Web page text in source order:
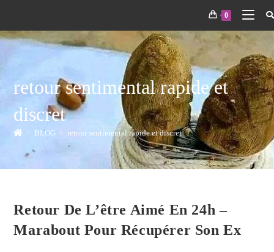
0
retour sentimental rapide et
discret
> BLOG > retour sentimental rapide et discret
Retour De L’être Aimé En 24h –
Marabout Pour Récupérer Son Ex